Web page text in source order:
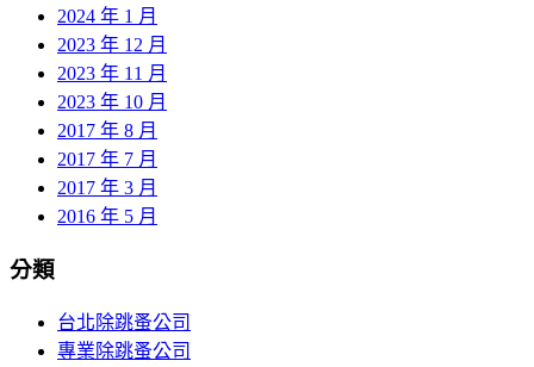
2024 年 1 月
2023 年 12 月
2023 年 11 月
2023 年 10 月
2017 年 8 月
2017 年 7 月
2017 年 3 月
2016 年 5 月
分類
台北除跳蚤公司
專業除跳蚤公司